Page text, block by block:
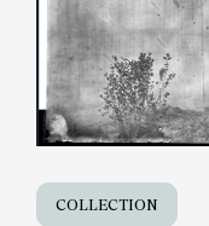
COLLECTION